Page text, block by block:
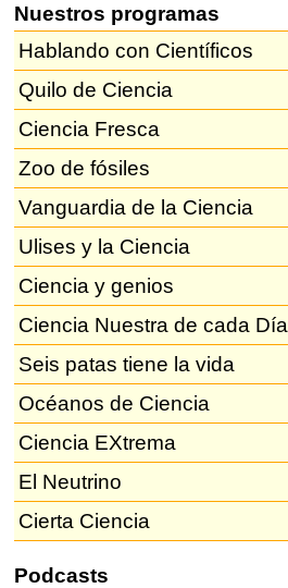
Nuestros programas
Hablando con Científicos
Quilo de Ciencia
Ciencia Fresca
Zoo de fósiles
Vanguardia de la Ciencia
Ulises y la Ciencia
Ciencia y genios
Ciencia Nuestra de cada Día
Seis patas tiene la vida
Océanos de Ciencia
Ciencia EXtrema
El Neutrino
Cierta Ciencia
Podcasts